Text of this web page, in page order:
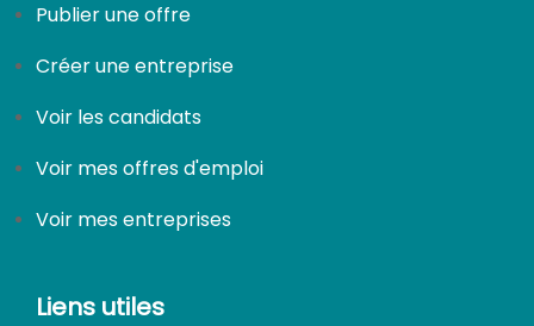
Publier une offre
Créer une entreprise
Voir les candidats
Voir mes offres d'emploi
Voir mes entreprises
Liens utiles